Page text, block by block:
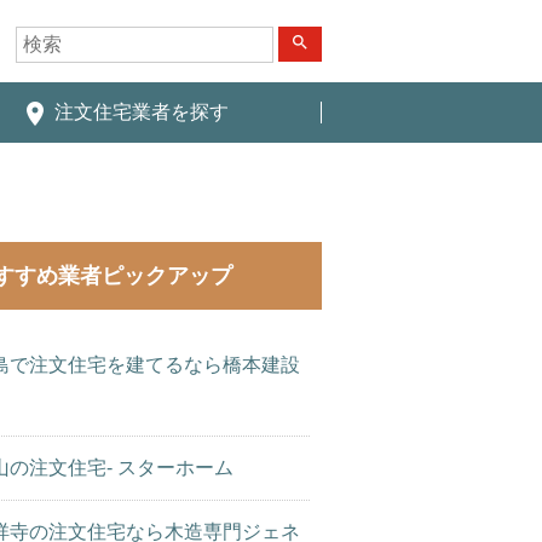
search
place 注文住宅業者を探す
すめ業者ピックアップ
で注文住宅を建てるなら橋本建設
の注文住宅- スターホーム
寺の注文住宅なら木造専門ジェネ